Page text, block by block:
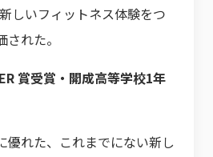
しいフィットネス体験をつ
れた。
賞受賞・開成高等学校1年
優れた、これまでにない新し